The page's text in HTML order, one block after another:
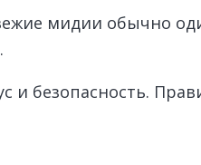
мидии обычно
безопасность.